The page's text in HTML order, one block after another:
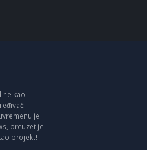
kao
je
preuzet je
projekt!